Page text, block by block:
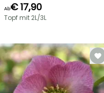
Ab€ 17,90
Topf mit 2L/3L